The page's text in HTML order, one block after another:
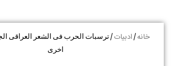
خانه/ ادبیات/ ترسبات الحرب فی الشعر العراقی
اخری